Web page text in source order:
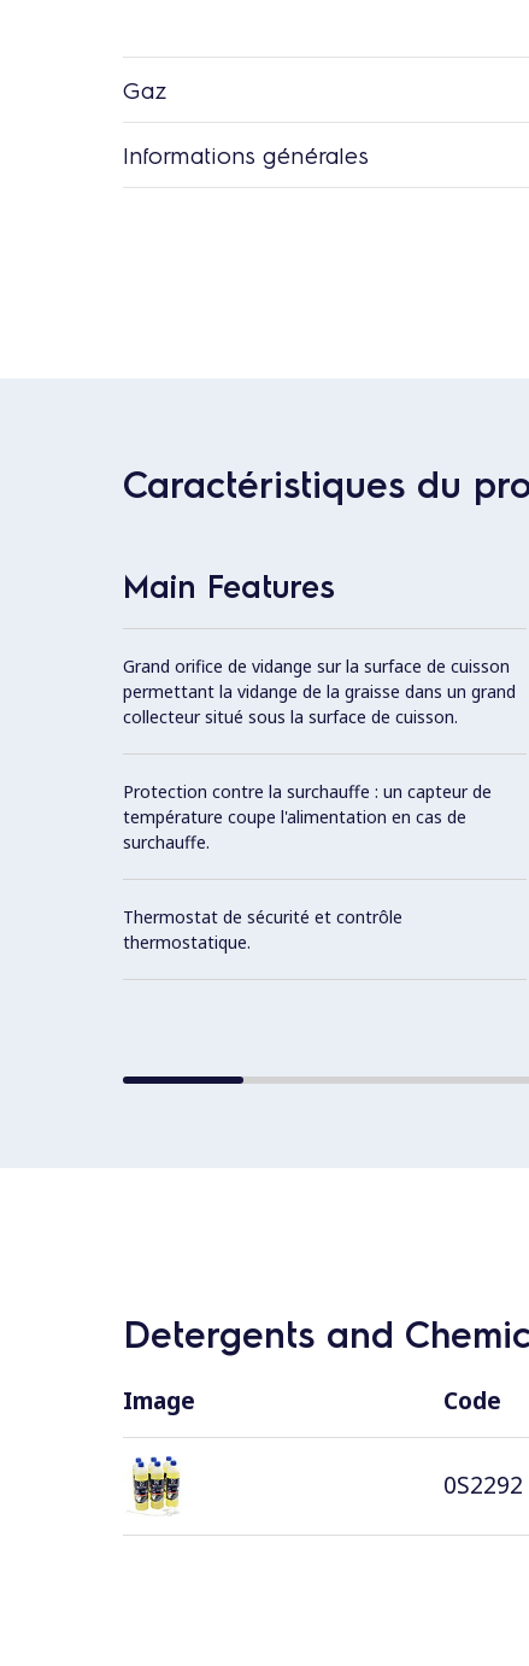
Gaz
Informations générales
Caractéristiques du
Main Features
Grand orifice de vidange sur la surface de cuisson
permettant la vidange de la graisse dans un grand
collecteur situé sous la surface de cuisson.
Protection contre la surchauffe : un capteur de
température coupe l'alimentation en cas de
surchauffe.
Thermostat de sécurité et contrôle
thermostatique.
Detergents and
Image Code
0S2292